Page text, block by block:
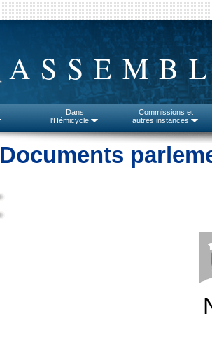
Dans
l'Hémicycle
Commissions et
autres instances
Documents